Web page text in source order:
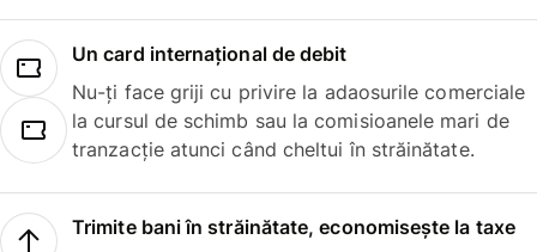
Un card internațional de debit
Nu-ți face griji cu privire la adaosurile comerciale
la cursul de schimb sau la comisioanele mari de
tranzacție atunci când cheltui în străinătate.
Trimite bani în străinătate, economisește la taxe